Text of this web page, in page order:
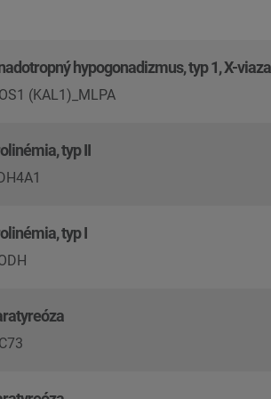
hypogonadizmus, typ 1, X-
(KAL1)_MLPA
typ II
typ I